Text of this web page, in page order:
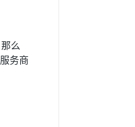
么
务商